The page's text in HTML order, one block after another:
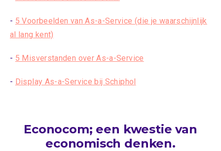
- 5 Voorbeelden van As-a-Service (die je waarschijnlijk
al lang kent)
- 5 Misverstanden over As-a-Service
- Display As-a-Service bij Schiphol
Econocom; een kwestie van
economisch denken.